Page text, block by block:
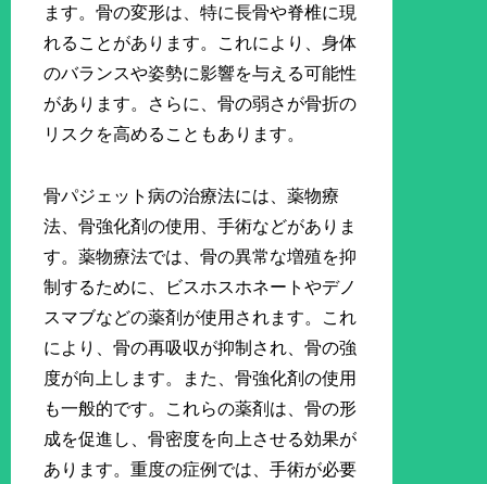
ます。骨の変形は、特に長骨や脊椎に現
れることがあります。これにより、身体
のバランスや姿勢に影響を与える可能性
があります。さらに、骨の弱さが骨折の
リスクを高めることもあります。
骨パジェット病の治療法には、薬物療
法、骨強化剤の使用、手術などがありま
す。薬物療法では、骨の異常な増殖を抑
制するために、ビスホスホネートやデノ
スマブなどの薬剤が使用されます。これ
により、骨の再吸収が抑制され、骨の強
度が向上します。また、骨強化剤の使用
も一般的です。これらの薬剤は、骨の形
成を促進し、骨密度を向上させる効果が
あります。重度の症例では、手術が必要